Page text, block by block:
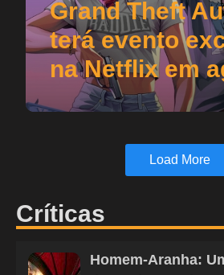
Grand Theft
terá evento
na Netflix em
Load More
Críticas
Homem-Aranha: